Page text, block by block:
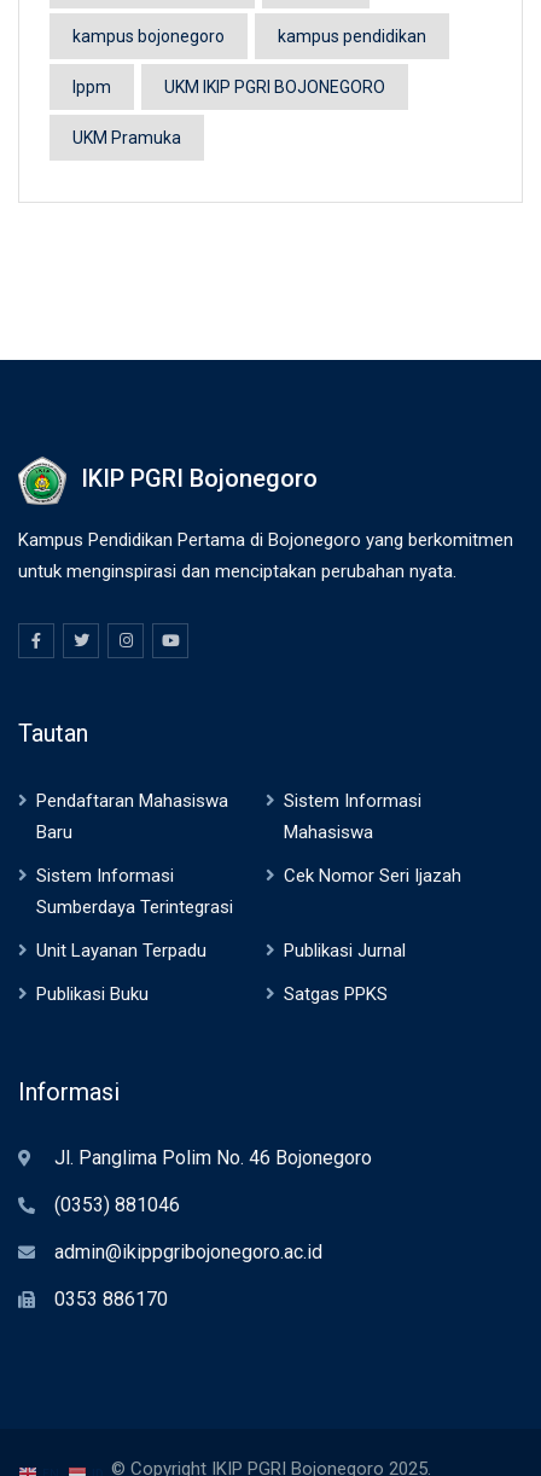
kampus bojonegoro kampus pendidikan
lppm UKM IKIP PGRI BOJONEGORO
UKM Pramuka
IKIP PGRI Bojonegoro
Kampus Pendidikan Pertama di Bojonegoro yang berkomitmen
untuk menginspirasi dan menciptakan perubahan nyata.
Tautan
Pendaftaran Mahasiswa
Baru
Sistem Informasi
Mahasiswa
Sistem Informasi
Sumberdaya Terintegrasi
Cek Nomor Seri Ijazah
Unit Layanan Terpadu
Publikasi Jurnal
Publikasi Buku
Satgas PPKS
Informasi
Jl. Panglima Polim No. 46 Bojonegoro
(0353) 881046
admin@ikippgribojonegoro.ac.id
0353 886170
© Copyright IKIP PGRI Bojonegoro 2025.